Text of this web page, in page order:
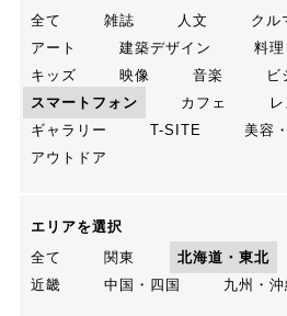
全て
雑誌 人文
クル
アート
建築デザイン 料理
キッズ
映像 音楽
ビ
スマートフォン
カフェ
ギャラリー
T-SITE 美容
アウトドア
エリアを選択
全て
関東 北海道・東北
近畿
中国・四国 九州・沖